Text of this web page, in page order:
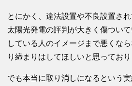
とにかく、違法設置や不良設置さ
太陽光発電の評判が大きく傷つい
している人のイメージまで悪くな
り締まりはしてほしいと思っており
でも本当に取り消しになるという